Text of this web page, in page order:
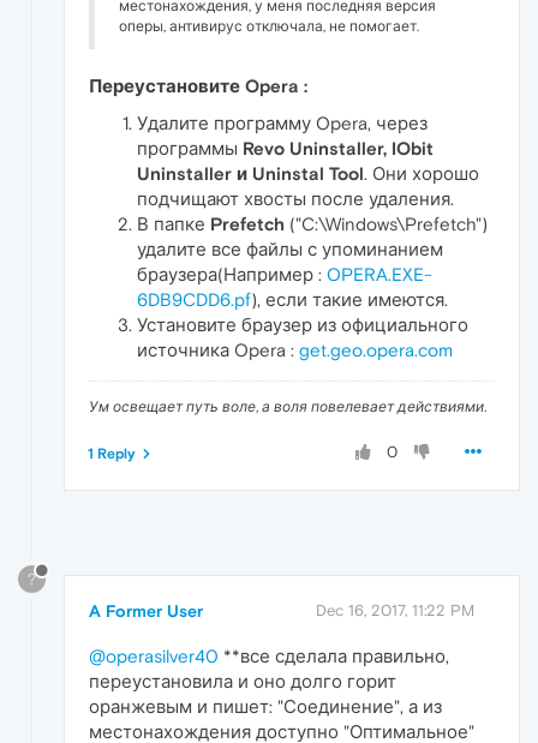
местонахождения, у меня последняя версия
оперы, антивирус отключала, не помогает.
Переустановите Opera :
Удалите программу Opera, через
программы Revo Uninstaller, IObit
Uninstaller и Uninstal Tool. Они хорошо
подчищают хвосты после удаления.
В папке Prefetch ("C:\Windows\Prefetch")
удалите все файлы с упоминанием
браузера(Например : OPERA.EXE-
6DB9CDD6.pf), если такие имеются.
Установите браузер из официального
источника Opera : get.geo.opera.com
Ум освещает путь воле, а воля повелевает действиями.
0
1 Reply
?
A Former User Dec 16, 2017, 11:22 PM
@operasilver40 **все сделала правильно,
переустановила и оно долго горит
оранжевым и пишет: "Соединение", а из
местонахождения доступно "Оптимальное"